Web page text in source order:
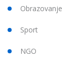
Obrazovanje
Sport
NGO